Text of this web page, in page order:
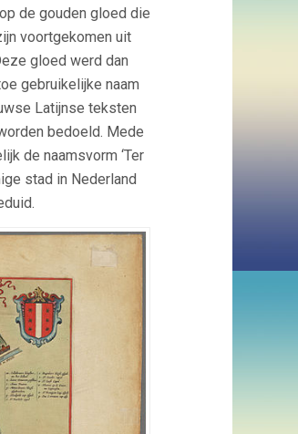
de gouden gloed die
voortgekomen uit
gloed werd dan
gebruikelijke naam
Latijnse teksten
bedoeld. Mede
de naamsvorm ‘Ter
stad in Nederland